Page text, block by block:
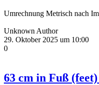
Umrechnung Metrisch nach
Unknown Author
29. Oktober 2025 um 10:00
0
63 cm in Fuß